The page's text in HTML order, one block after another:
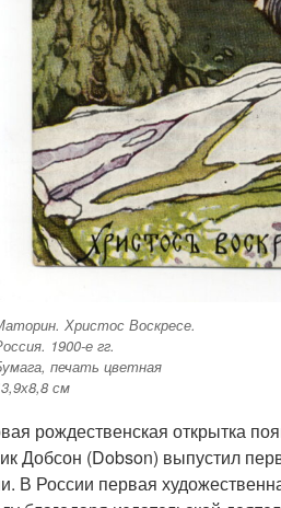
Христос Воскресе.
1900-е гг.
печать цветная
см
рождественская открытка
Добсон (Dobson) выпустил
В России первая